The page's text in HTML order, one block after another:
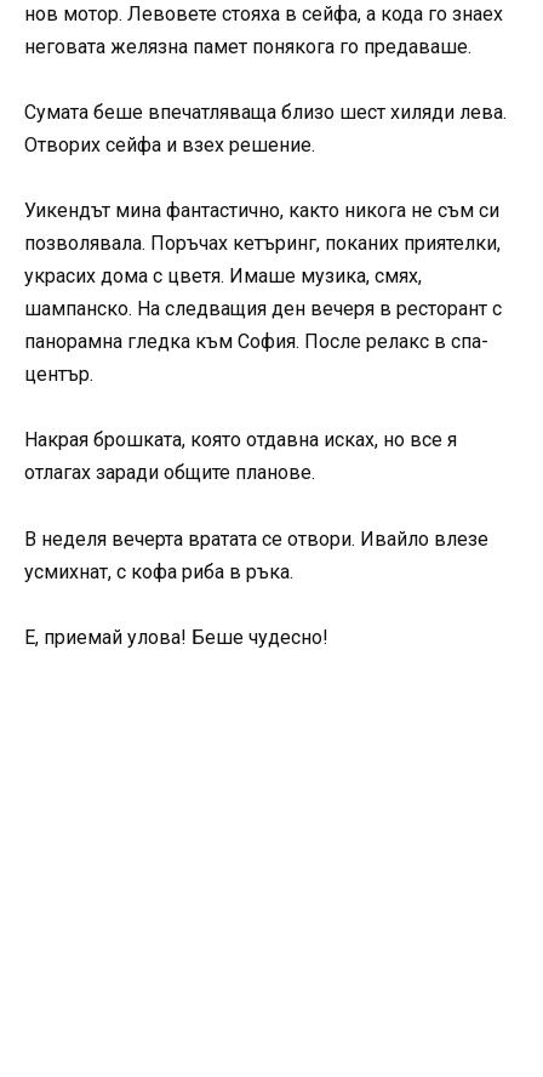
нов мотор. Левовете стояха в сейфа, а кода го знаех
неговата желязна памет понякога го предаваше.
Сумата беше впечатляваща близо шест хиляди лева.
Отворих сейфа и взех решение.
Уикендът мина фантастично, както никога не съм си
позволявала. Поръчах кетъринг, поканих приятелки,
украсих дома с цветя. Имаше музика, смях,
шампанско. На следващия ден вечеря в ресторант с
панорамна гледка към София. После релакс в спа-
център.
Накрая брошката, която отдавна исках, но все я
отлагах заради общите планове.
В неделя вечерта вратата се отвори. Ивайло влезе
усмихнат, с кофа риба в ръка.
Е, приемай улова! Беше чудесно!